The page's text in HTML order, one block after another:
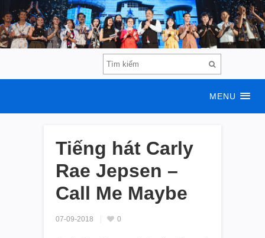
MENU
Tiếng hát Carly
Rae Jepsen –
Call Me Maybe
07-09-2018 0